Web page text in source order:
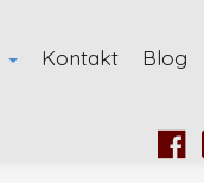
Kontakt Blog